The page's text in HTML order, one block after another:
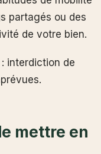
partagés ou des
de votre bien.
interdiction de
mettre en